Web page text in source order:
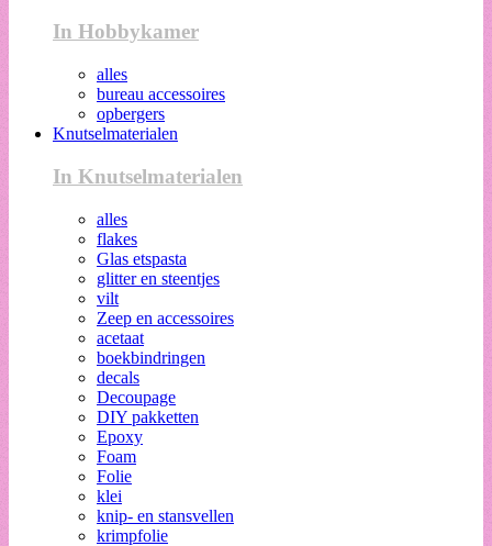
In Hobbykamer
alles
bureau accessoires
opbergers
Knutselmaterialen
In Knutselmaterialen
alles
flakes
Glas etspasta
glitter en steentjes
vilt
Zeep en accessoires
acetaat
boekbindringen
decals
Decoupage
DIY pakketten
Epoxy
Foam
Folie
klei
knip- en stansvellen
krimpfolie